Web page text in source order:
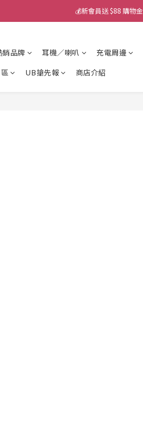
💰新會員送 $88 購物金
💰新會員送 $88 購物金
💰新會員送 $88 購物金
銷品牌 耳機／喇叭 充電周邊
UB搶先報 商店介紹